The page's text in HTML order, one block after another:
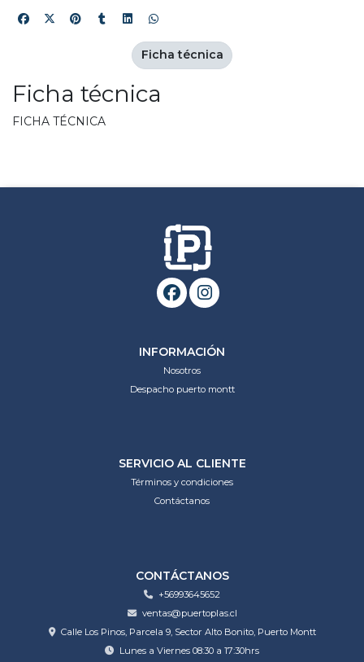
Ficha técnica
FICHA TÉCNICA
Ficha técnica
INFORMACIÓN
Nosotros
Despacho puerto montt
SERVICIO AL CLIENTE
Términos y condiciones
Contáctanos
CONTÁCTANOS
+56993645652
ventas@puertoplas.cl
Calle Los Pinos, Parcela 9, Sector Alto Bonito, Puerto Montt
Lunes a Viernes 08:30 a 17:30hrs